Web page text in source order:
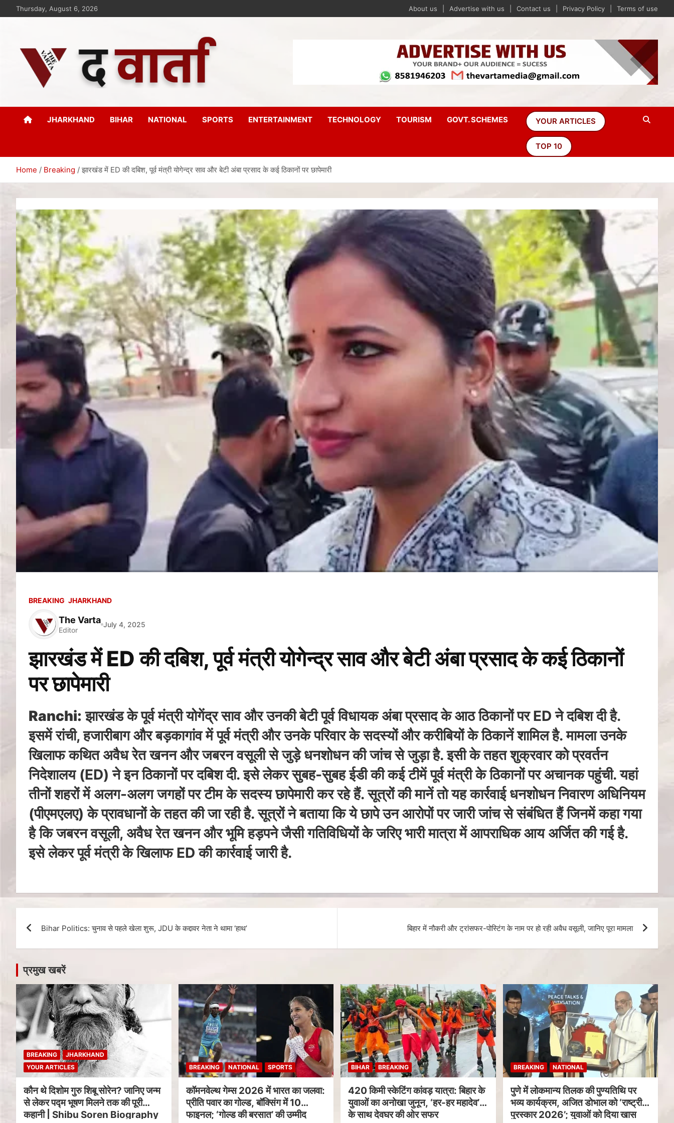
Thursday, August 6, 2026 About us Advertise with us Contact us Privacy Policy Terms of use
The Varta
JHARKHAND BIHAR NATIONAL SPORTS ENTERTAINMENT TECHNOLOGY TOURISM GOVT. SCHEMES YOUR ARTICLES
TOP 10
Home Breaking झारखंड में ED की दबिश, पूर्व मंत्री योगेन्द्र साव और बेटी अंबा प्रसाद के कई ठिकानों पर छापेमारी
BREAKING JHARKHAND
The Varta
Editor
July 4, 2025
झारखंड में ED की दबिश, पूर्व मंत्री योगेन्द्र साव और बेटी अंबा प्रसाद के कई ठिकानों
पर छापेमारी
Ranchi: झारखंड के पूर्व मंत्री योगेंद्र साव और उनकी बेटी पूर्व विधायक अंबा प्रसाद के आठ ठिकानों पर ED ने दबिश दी है.
इसमें रांची, हजारीबाग और बड़कागांव में पूर्व मंत्री और उनके परिवार के सदस्यों और करीबियों के ठिकानें शामिल है. मामला उनके
खिलाफ कथित अवैध रेत खनन और जबरन वसूली से जुड़े धनशोधन की जांच से जुड़ा है. इसी के तहत शुक्रवार को प्रवर्तन
निदेशालय (ED) ने इन ठिकानों पर दबिश दी. इसे लेकर सुबह-सुबह ईडी की कई टीमें पूर्व मंत्री के ठिकानों पर अचानक पहुंची. यहां
तीनों शहरों में अलग-अलग जगहों पर टीम के सदस्य छापेमारी कर रहे हैं. सूत्रों की मानें तो यह कार्रवाई धनशोधन निवारण अधिनियम
(पीएमएलए) के प्रावधानों के तहत की जा रही है. सूत्रों ने बताया कि ये छापे उन आरोपों पर जारी जांच से संबंधित हैं जिनमें कहा गया
है कि जबरन वसूली, अवैध रेत खनन और भूमि हड़पने जैसी गतिविधियों के जरिए भारी मात्रा में आपराधिक आय अर्जित की गई है.
इसे लेकर पूर्व मंत्री के खिलाफ ED की कार्रवाई जारी है.
Bihar Politics: चुनाव से पहले खेला शुरू, JDU के कद्दावर नेता ने थामा ‘हाथ’ बिहार में नौकरी और ट्रांसफर-पोस्टिंग के नाम पर हो रही अवैध वसूली, जानिए पूरा मामला
प्रमुख खबरें
BREAKING
JHARKHAND
YOUR ARTICLES
कौन थे दिशोम गुरु शिबू सोरेन? जानिए जन्म
से लेकर पद्म भूषण मिलने तक की पूरी
कहानी | Shibu Soren Biography
BREAKING NATIONAL SPORTS
कॉमनवेल्थ गेम्स 2026 में भारत का जलवा:
प्रीति पवार का गोल्ड, बॉक्सिंग में 10
फाइनल; ‘गोल्ड की बरसात’ की उम्मीद
BIHAR BREAKING
420 किमी स्केटिंग कांवड़ यात्रा: बिहार के
युवाओं का अनोखा जुनून, ‘हर-हर महादेव’
के साथ देवघर की ओर सफर
BREAKING NATIONAL
पुणे में लोकमान्य तिलक की पुण्यतिथि पर
भव्य कार्यक्रम, अजित डोभाल को ‘राष्ट्रीय
पुरस्कार 2026’; युवाओं को दिया खास